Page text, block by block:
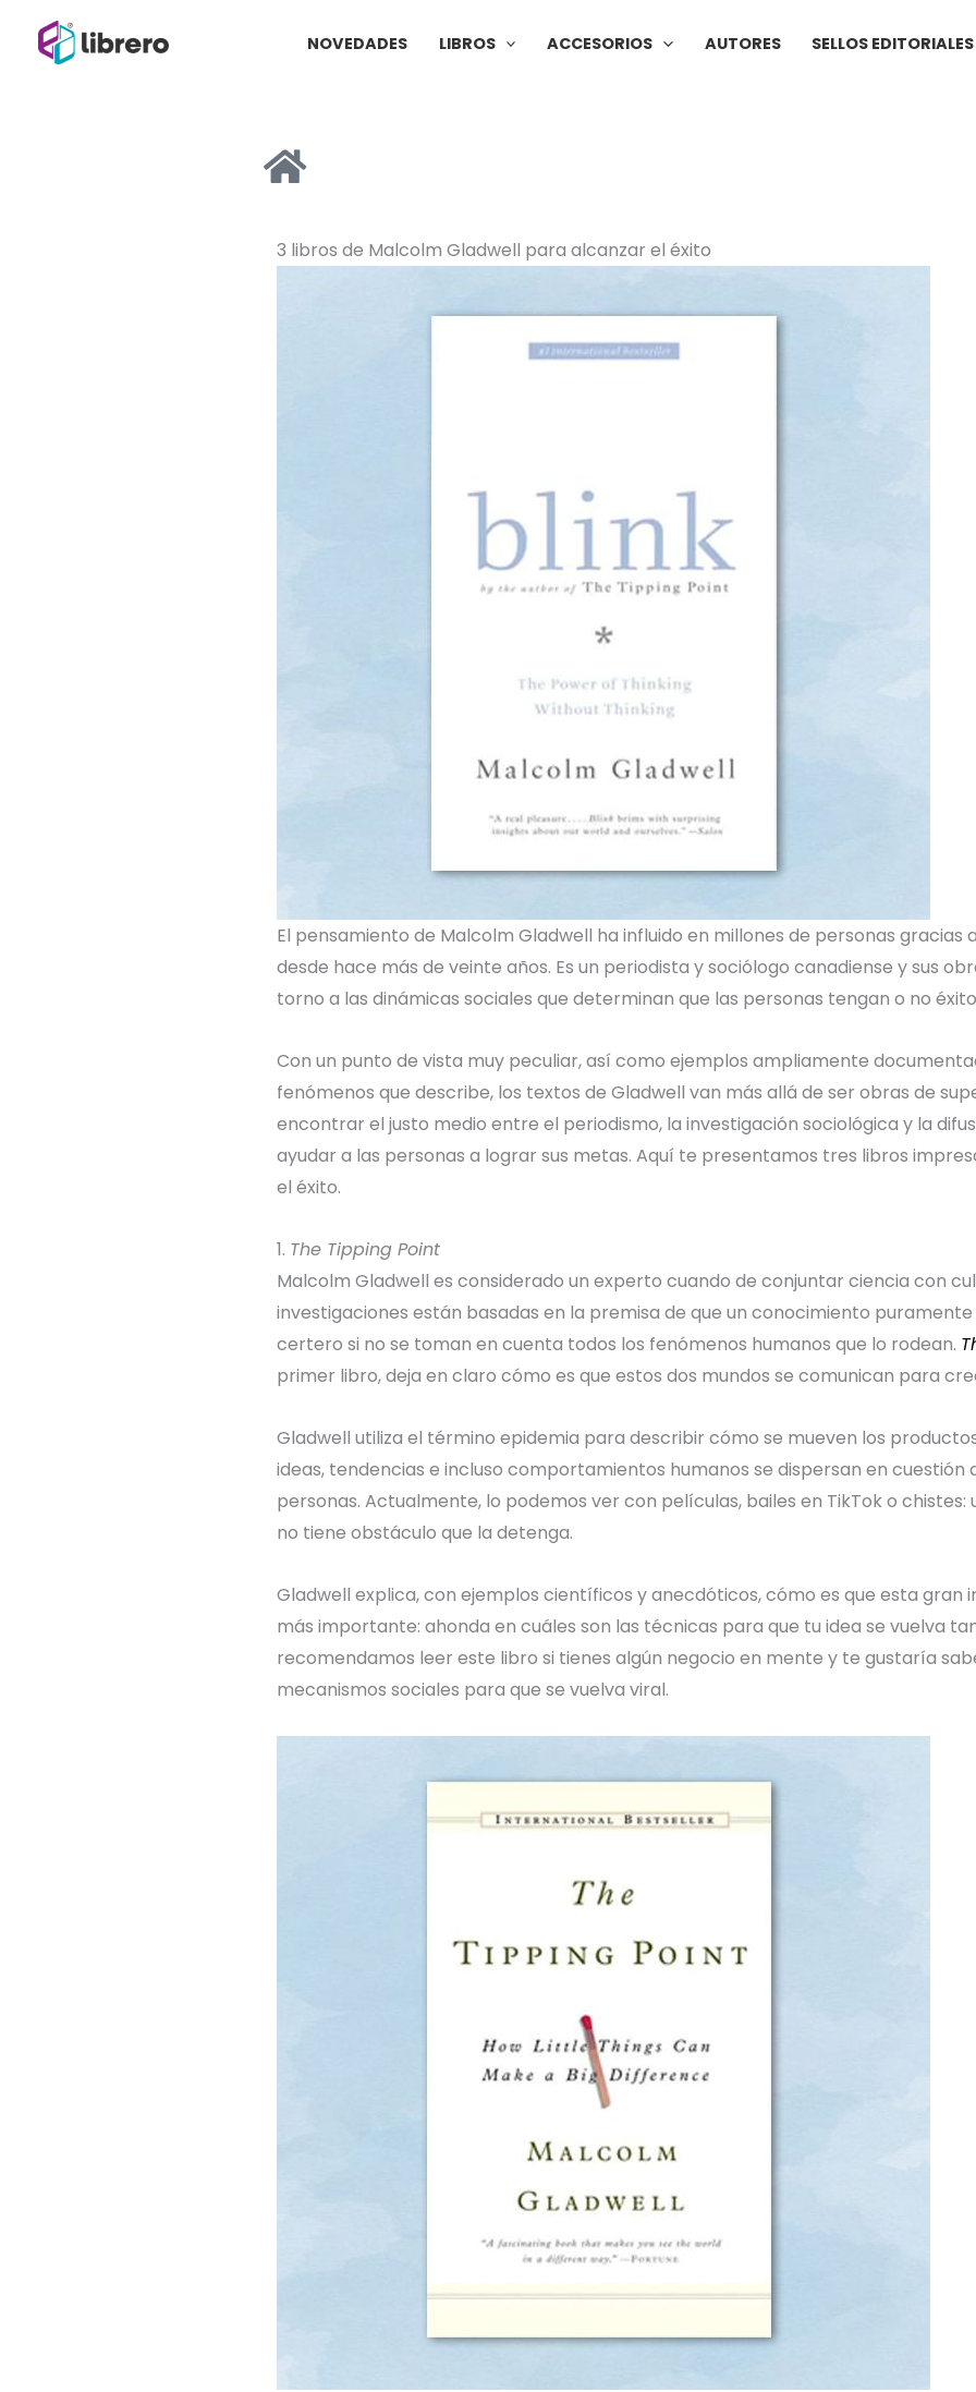
NOVEDADES LIBROS ACCESORIOS AUTORES SELLOS EDITORIALES
3 libros de Malcolm Gladwell para alcanzar el éxito
El pensamiento de Malcolm Gladwell ha influido en millones de personas gracias
desde hace más de veinte años. Es un periodista y sociólogo canadiense y sus
torno a las dinámicas sociales que determinan que las personas tengan o no
Con un punto de vista muy peculiar, así como ejemplos ampliamente
fenómenos que describe, los textos de Gladwell van más allá de ser obras de
encontrar el justo medio entre el periodismo, la investigación sociológica y la
ayudar a las personas a lograr sus metas. Aquí te presentamos tres libros
el éxito.
1. The Tipping Point
Malcolm Gladwell es considerado un experto cuando de conjuntar ciencia con
investigaciones están basadas en la premisa de que un conocimiento
certero si no se toman en cuenta todos los fenómenos humanos que lo rodean.
primer libro, deja en claro cómo es que estos dos mundos se comunican para
Gladwell utiliza el término epidemia para describir cómo se mueven los
ideas, tendencias e incluso comportamientos humanos se dispersan en cuestión
personas. Actualmente, lo podemos ver con películas, bailes en TikTok o chistes:
no tiene obstáculo que la detenga.
Gladwell explica, con ejemplos científicos y anecdóticos, cómo es que esta gran
más importante: ahonda en cuáles son las técnicas para que tu idea se vuelva
recomendamos leer este libro si tienes algún negocio en mente y te gustaría
mecanismos sociales para que se vuelva viral.